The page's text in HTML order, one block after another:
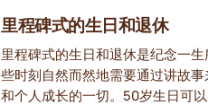
里程碑式的生日和退休
里程碑式的生日和退休是纪念一
些时刻自然而然地需要通过讲故
和个人成长的一切。50岁生日可